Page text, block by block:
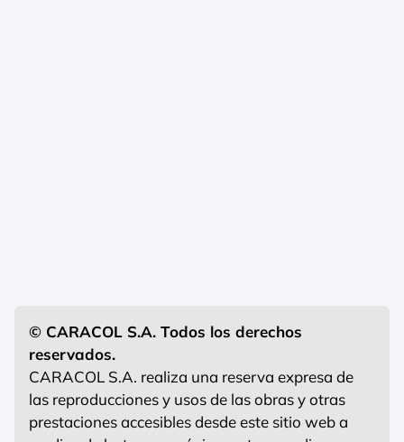
© CARACOL S.A. Todos los derechos
reservados.
CARACOL S.A. realiza una reserva expresa de
las reproducciones y usos de las obras y otras
prestaciones accesibles desde este sitio web a